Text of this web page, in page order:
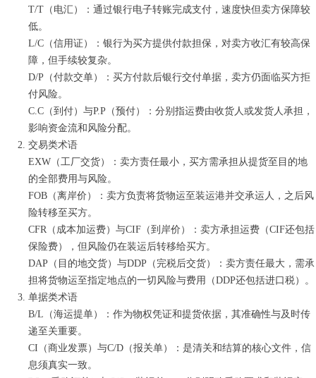
T/T（电汇）：通过银行电子转账完成支付，速度快但卖方保障较
低。
L/C（信用证）：银行为买方提供付款担保，对卖方收汇有较高保
障，但手续较复杂。
D/P（付款交单）：买方付款后银行交付单据，卖方仍面临买方拒
付风险。
C.C（到付）与P.P（预付）：分别指运费由收货人或发货人承担，
影响资金流和风险分配。
交易类术语
EXW（工厂交货）：卖方责任最小，买方需承担从提货至目的地
的全部费用与风险。
FOB（离岸价）：卖方负责将货物运至装运港并交承运人，之后风
险转移至买方。
CFR（成本加运费）与CIF（到岸价）：卖方承担运费（CIF还包括
保险费），但风险仍在装运后转移给买方。
DAP（目的地交货）与DDP（完税后交货）：卖方责任最大，需承
担将货物运至指定地点的一切风险与费用（DDP还包括进口税）。
单据类术语
B/L（海运提单）：作为物权凭证和提货依据，其准确性与及时传
递至关重要。
CI（商业发票）与C/D（报关单）：是清关和结算的核心文件，信
息须真实一致。